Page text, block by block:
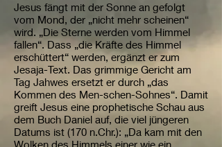
Jesus fängt mit der Sonne an gefolgt
vom Mond, der „nicht mehr scheinen“
wird. „Die Sterne werden vom Himmel
fallen“. Dass „die Kräfte des Himmel
erschüttert“ werden, ergänzt er zum
Jesaja-Text. Das grimmige Gericht am
Tag Jahwes ersetzt er durch „das
Kommen des Men-schen-Sohnes“. Damit
greift Jesus eine prophetische Schau aus
dem Buch Daniel auf, die viel jüngeren
Datums ist (170 n.Chr.): „Da kam mit den
Wolken des Himmels einer wie ein